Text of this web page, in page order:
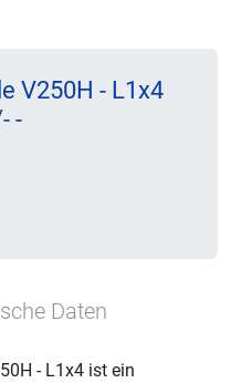
V250H - L1x4
-
Daten
- L1x4 ist ein